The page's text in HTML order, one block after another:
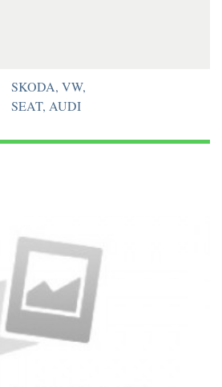
SKODA, VW,
SEAT, AUDI